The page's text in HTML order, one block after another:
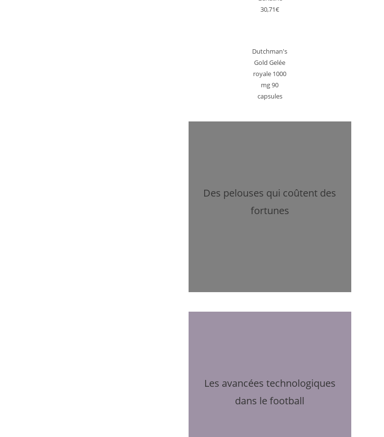
30,71€
Dutchman's
Gold Gelée
royale 1000
mg 90
capsules
Des pelouses qui coûtent des
fortunes
Les avancées technologiques
dans le football